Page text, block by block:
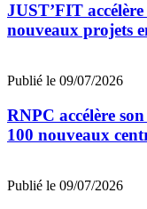
JUST’FIT
nouveaux projets
Publié le 09/07/2026
RNPC accélère
100 nouveaux
Publié le 09/07/2026